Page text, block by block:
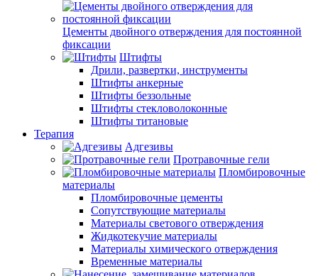
Цементы двойного отверждения для постоянной
фиксации
Штифты
Дрили, развертки, инструменты
Штифты анкерные
Штифты беззольные
Штифты стекловолоконные
Штифты титановые
Терапия
Адгезивы
Протравочные гели
Пломбировочные
материалы
Пломбировочные цементы
Сопутствующие материалы
Материалы светового отверждения
Жидкотекучие материалы
Материалы химического отверждения
Временные материалы